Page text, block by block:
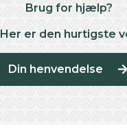
Brug for hjælp?
Her er den hurtigste
Din henvendelse